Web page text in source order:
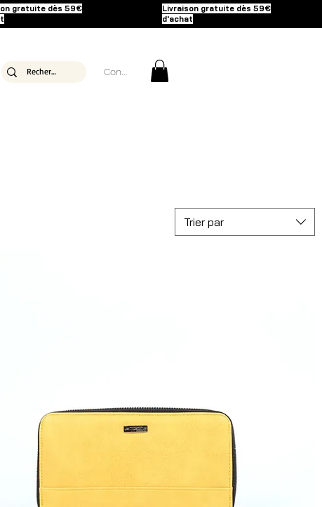
gratuite dès 59€
Livraison gratuite dès 59€
d'achat
Connexion
Trier par